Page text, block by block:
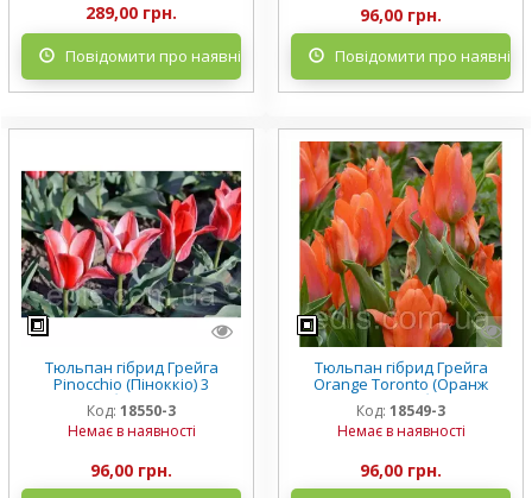
289,00 грн.
Повідомити про наявність
96,00 грн.
Повідомити про
Тюльпан гібрид Грейга
Pinocchio (Піноккіо) 3
цибулинки
Код: 18550-3
Немає в наявності
96,00 грн.
Тюльпан гібрид Грейга
Orange Toronto (Оранж
Торонто) 3 цибулинки
Код: 18549-3
Немає в наявності
96,00 грн.